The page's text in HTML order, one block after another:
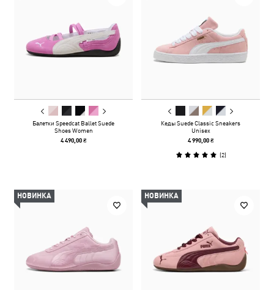
Балетки Speedcat Ballet Suede
Shoes Women
4 490,00 ₴
Кеды Suede Classic Sneakers
Unisex
4 990,00 ₴
(2)
НОВИНКА НОВИНКА